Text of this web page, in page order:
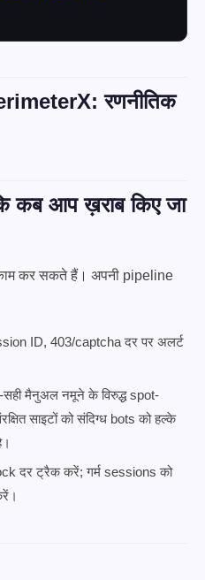
रणनीतिक
कब आप ख़राब किए जा
कर सकते हैं। अपनी pipeline
ID, 403/captcha दर पर अलर्ट
सही मैनुअल नमूने के विरुद्ध spot-
साइटों को संदिग्ध bots को हल्के
दर ट्रैक करें; गर्म sessions को